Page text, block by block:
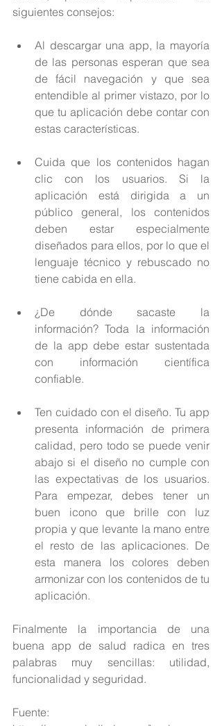
siguientes consejos:
Al descargar una app, la mayoría
de las personas esperan que sea
de fácil navegación y que sea
entendible al primer vistazo, por lo
que tu aplicación debe contar con
estas características.
Cuida que los contenidos hagan
clic con los usuarios. Si la
aplicación está dirigida a un
público general, los contenidos
deben estar especialmente
diseñados para ellos, por lo que el
lenguaje técnico y rebuscado no
tiene cabida en ella.
¿De dónde sacaste la
información? Toda la información
de la app debe estar sustentada
con información científica
confiable.
Ten cuidado con el diseño. Tu app
presenta información de primera
calidad, pero todo se puede venir
abajo si el diseño no cumple con
las expectativas de los usuarios.
Para empezar, debes tener un
buen icono que brille con luz
propia y que levante la mano entre
el resto de las aplicaciones. De
esta manera los colores deben
armonizar con los contenidos de tu
aplicación.
Finalmente la importancia de una
buena app de salud radica en tres
palabras muy sencillas: utilidad,
funcionalidad y seguridad.
Fuente: